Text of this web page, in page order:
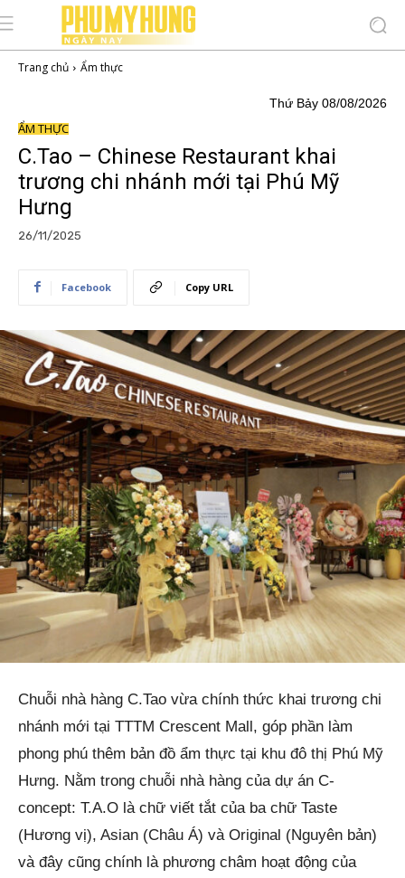
Trang chủ Ẩm thực
Thứ Bảy 08/08/2026
ẨM THỰC
C.Tao – Chinese Restaurant khai
trương chi nhánh mới tại Phú Mỹ
Hưng
26/11/2025
Facebook Copy URL
Chuỗi nhà hàng C.Tao vừa chính thức khai trương chi
nhánh mới tại TTTM Crescent Mall, góp phần làm
phong phú thêm bản đồ ẩm thực tại khu đô thị Phú Mỹ
Hưng. Nằm trong chuỗi nhà hàng của dự án C-
concept: T.A.O là chữ viết tắt của ba chữ Taste
(Hương vị), Asian (Châu Á) và Original (Nguyên bản)
và đây cũng chính là phương châm hoạt động của